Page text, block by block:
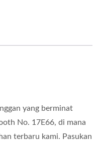
yang berminat
No. 17E66, di mana
terbaru kami. Pasukan